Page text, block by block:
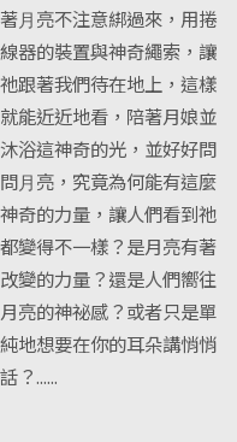
著⽉亮不注意綁過來，用捲
線器的裝置與神奇繩索，讓
祂跟著我們待在地上，這樣
就能近近地看，陪著月娘並
沐浴這神奇的光，並好好問
問⽉亮，究竟為何能有這麼
神奇的力量，讓人們看到祂
都變得不一樣？是月亮有著
改變的力量？還是人們嚮往
月亮的神祕感？或者只是單
純地想要在你的耳朵講悄悄
話？......